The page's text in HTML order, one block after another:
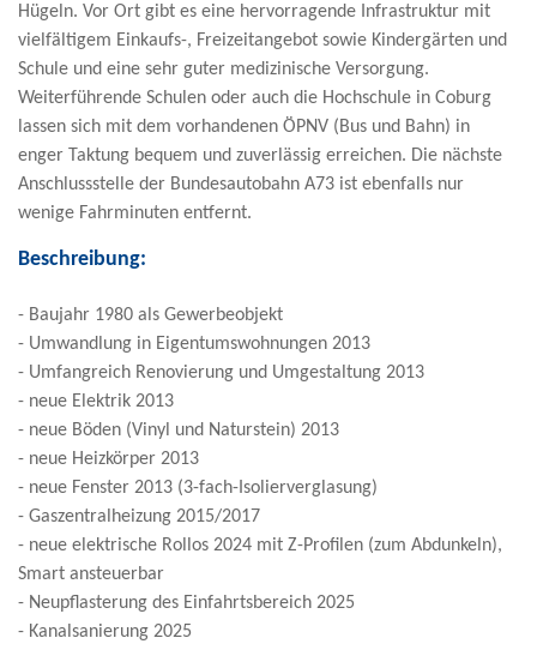
Hügeln. Vor Ort gibt es eine hervorragende Infrastruktur mit
vielfältigem Einkaufs-, Freizeitangebot sowie Kindergärten und
Schule und eine sehr guter medizinische Versorgung.
Weiterführende Schulen oder auch die Hochschule in Coburg
lassen sich mit dem vorhandenen ÖPNV (Bus und Bahn) in
enger Taktung bequem und zuverlässig erreichen. Die nächste
Anschlussstelle der Bundesautobahn A73 ist ebenfalls nur
wenige Fahrminuten entfernt.
Beschreibung:
- Baujahr 1980 als Gewerbeobjekt
- Umwandlung in Eigentumswohnungen 2013
- Umfangreich Renovierung und Umgestaltung 2013
- neue Elektrik 2013
- neue Böden (Vinyl und Naturstein) 2013
- neue Heizkörper 2013
- neue Fenster 2013 (3-fach-Isolierverglasung)
- Gaszentralheizung 2015/2017
- neue elektrische Rollos 2024 mit Z-Profilen (zum Abdunkeln),
Smart ansteuerbar
- Neupflasterung des Einfahrtsbereich 2025
- Kanalsanierung 2025